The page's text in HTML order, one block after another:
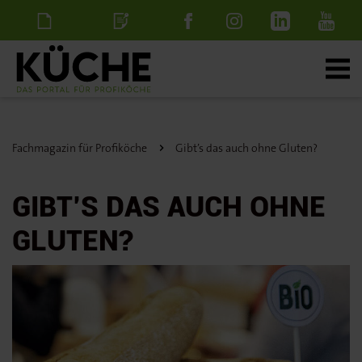
NewsletterStellenanzeige
Fachmagazin für Profiköche Gibt’s das auch ohne Gluten?
GIBT’S DAS AUCH OHNE
GLUTEN?